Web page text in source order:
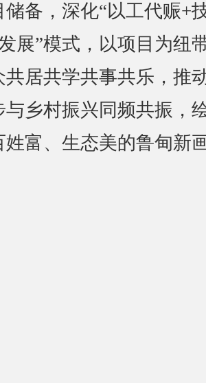
备，深化“以工代赈+
展”模式，以项目为纽
共居共学共事共乐，推
与乡村振兴同频共振，
姓富、生态美的鲁甸新